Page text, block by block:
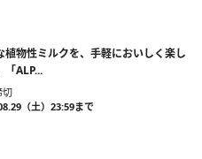
植物性ミルクを、手軽においしく楽し
「ALP...
切
（土）23:59まで